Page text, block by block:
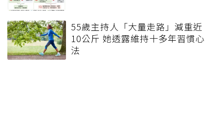
55歲主持人「大量走路」減重近
10公斤 她透露維持十多年習慣心
法